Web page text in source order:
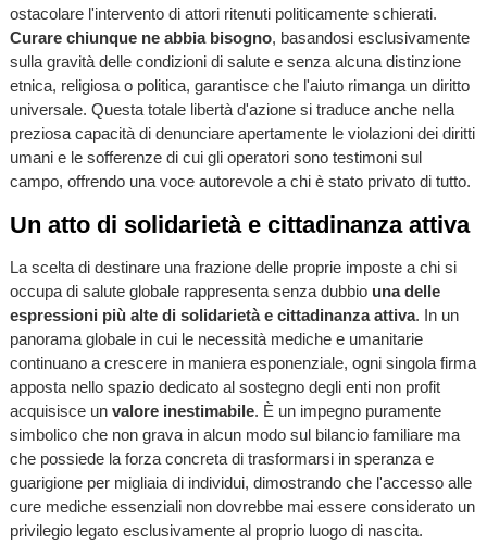
ostacolare l'intervento di attori ritenuti politicamente schierati.
Curare chiunque ne abbia bisogno, basandosi esclusivamente
sulla gravità delle condizioni di salute e senza alcuna distinzione
etnica, religiosa o politica, garantisce che l'aiuto rimanga un diritto
universale. Questa totale libertà d'azione si traduce anche nella
preziosa capacità di denunciare apertamente le violazioni dei diritti
umani e le sofferenze di cui gli operatori sono testimoni sul
campo, offrendo una voce autorevole a chi è stato privato di tutto.
Un atto di solidarietà e cittadinanza attiva
La scelta di destinare una frazione delle proprie imposte a chi si
occupa di salute globale rappresenta senza dubbio una delle
espressioni più alte di solidarietà e cittadinanza attiva. In un
panorama globale in cui le necessità mediche e umanitarie
continuano a crescere in maniera esponenziale, ogni singola firma
apposta nello spazio dedicato al sostegno degli enti non profit
acquisisce un valore inestimabile. È un impegno puramente
simbolico che non grava in alcun modo sul bilancio familiare ma
che possiede la forza concreta di trasformarsi in speranza e
guarigione per migliaia di individui, dimostrando che l'accesso alle
cure mediche essenziali non dovrebbe mai essere considerato un
privilegio legato esclusivamente al proprio luogo di nascita.